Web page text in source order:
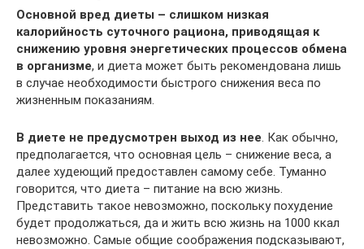
Основной вред диеты – слишком низкая
калорийность суточного рациона, приводящая к
снижению уровня энергетических процессов обмена
в организме, и диета может быть рекомендована лишь
в случае необходимости быстрого снижения веса по
жизненным показаниям.
В диете не предусмотрен выход из нее. Как обычно,
предполагается, что основная цель – снижение веса, а
далее худеющий предоставлен самому себе. Туманно
говорится, что диета – питание на всю жизнь.
Представить такое невозможно, поскольку похудение
будет продолжаться, да и жить всю жизнь на 1000 ккал
невозможно. Самые общие соображения подсказывают,